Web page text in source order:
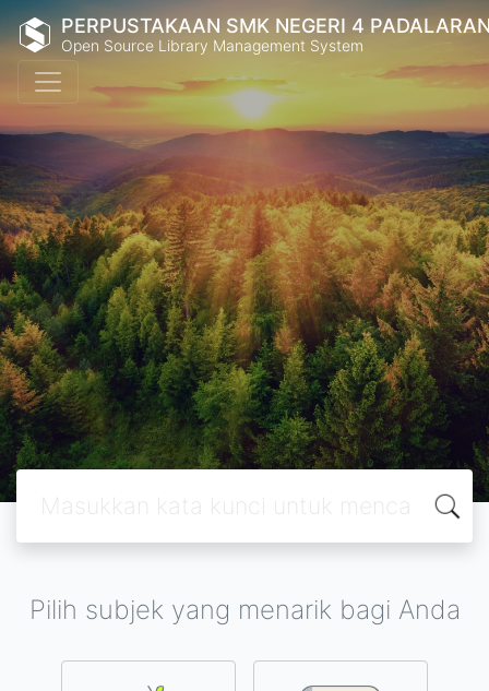
PERPUSTAKAAN SMK NEGERI 4
Open Source Library Management System
Pilih subjek yang menarik bagi Anda